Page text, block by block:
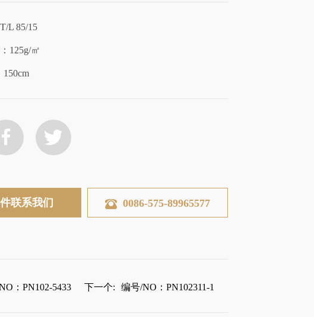
L 85/15
125g/㎡
联系我们 0086-575-89965577
：PN102-5433 下一个: 编号/NO：PN102311-1